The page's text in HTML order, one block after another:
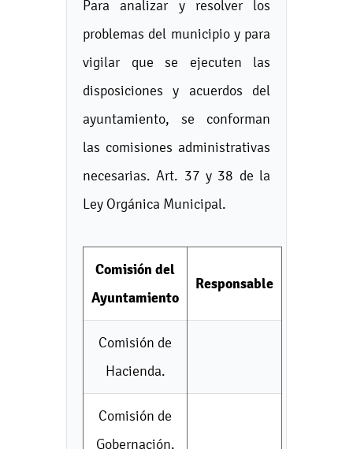
Para analizar y resolver los
problemas del municipio y para
vigilar que se ejecuten las
disposiciones y acuerdos del
ayuntamiento, se conforman
las comisiones administrativas
necesarias. Art. 37 y 38 de la
Ley Orgánica Municipal.
Comisión del
Ayuntamiento
Responsable
Comisión de
Hacienda.
Comisión de
Gobernación.